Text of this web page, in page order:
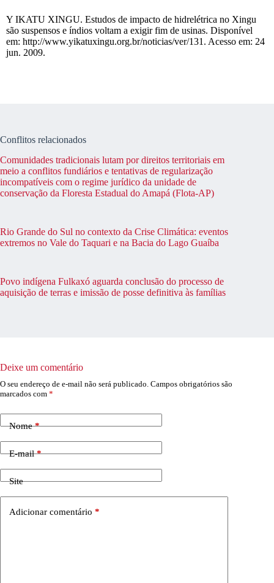
Y IKATU XINGU. Estudos de impacto de hidrelétrica no Xingu
são suspensos e índios voltam a exigir fim de usinas. Disponível
em: http://www.yikatuxingu.org.br/noticias/ver/131. Acesso em: 24
jun. 2009.
Conflitos relacionados
Comunidades tradicionais lutam por direitos territoriais em
meio a conflitos fundiários e tentativas de regularização
incompatíveis com o regime jurídico da unidade de
conservação da Floresta Estadual do Amapá (Flota-AP)
Rio Grande do Sul no contexto da Crise Climática: eventos
extremos no Vale do Taquari e na Bacia do Lago Guaíba
Povo indígena Fulkaxó aguarda conclusão do processo de
aquisição de terras e imissão de posse definitiva às famílias
Deixe um comentário
O seu endereço de e-mail não será publicado. Campos obrigatórios são
marcados com *
Nome*
E-mail*
Site
Adicionar comentário *